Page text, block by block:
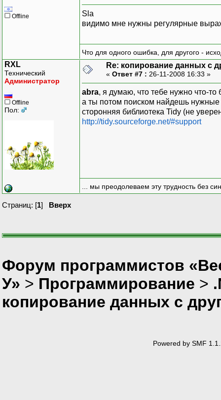
Offline
Sla
видимо мне нужны регулярные
Что для одного ошибка, для другого -
RXL
Технический
Администратор
Offline
Пол:
Re: копирование данных с
« Ответ #7 : 26-11-2008 16:33 »
abra, я думаю, что тебе нужно что-
а ты потом поиском найдешь
сторонняя библиотека Tidy (не
http://tidy.sourceforge.net/#support
... мы преодолеваем эту трудность без
Страниц: [1] Вверх
Форум программистов
У» > Программирование >
копирование данных с
Powered by SMF